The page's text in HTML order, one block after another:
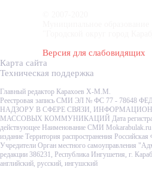
Версия для слабовидящих
Карта сайта
Техническая поддержка
Главный редактор Карахоев Х-М.М.
Реестровая запись СМИ ЭЛ № ФС 77 -
НАДЗОРУ В СФЕРЕ СВЯЗИ,
МАССОВЫХ КОММУНИКАЦИЙ Дата регистрации
действующее Наименование СМИ Mokarabulak.ru
издание Территория распространения
Учредители Орган местного самоуправления
редакции 386231, Республика Ингушетия, г.
английский, русский, ингушский